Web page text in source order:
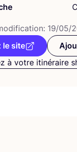
19/05/
le site
à votre itinéraire